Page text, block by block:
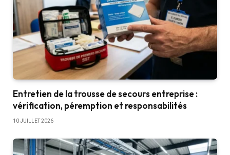
Entretien de la trousse de secours entreprise :
vérification, péremption et responsabilités
10 JUILLET 2026